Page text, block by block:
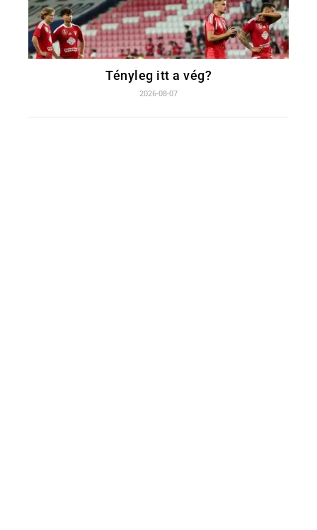
Tényleg itt a vég?
2026-08-07